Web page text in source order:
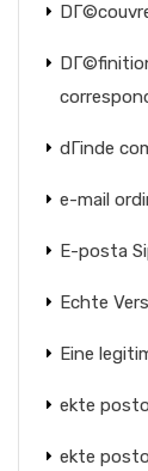
dГіnde
e-mail
E-posta
Echte
Eine
ekte
ekte